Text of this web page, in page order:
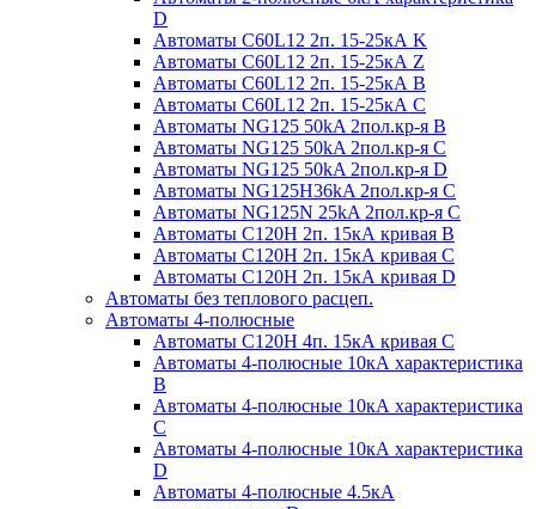
D
Автоматы C60L12 2п. 15-25кА K
Автоматы C60L12 2п. 15-25кА Z
Автоматы C60L12 2п. 15-25кА B
Автоматы C60L12 2п. 15-25кА C
Автоматы NG125 50kA 2пол.кр-я B
Автоматы NG125 50kA 2пол.кр-я C
Автоматы NG125 50kA 2пол.кр-я D
Автоматы NG125H36kA 2пол.кр-я C
Автоматы NG125N 25kA 2пол.кр-я C
Автоматы С120H 2п. 15кА кривая B
Автоматы С120H 2п. 15кА кривая C
Автоматы С120H 2п. 15кА кривая D
Автоматы без теплового расцеп.
Автоматы 4-полюсные
Автоматы С120H 4п. 15кА кривая C
Автоматы 4-полюсные 10кА характеристика
B
Автоматы 4-полюсные 10кА характеристика
C
Автоматы 4-полюсные 10кА характеристика
D
Автоматы 4-полюсные 4.5кА